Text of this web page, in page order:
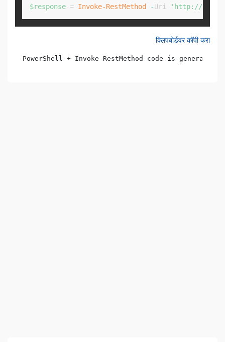
$response = Invoke-RestMethod -Uri 'http://
क्लिपबोर्डवर कॉपी करा
PowerShell + Invoke-RestMethod code is